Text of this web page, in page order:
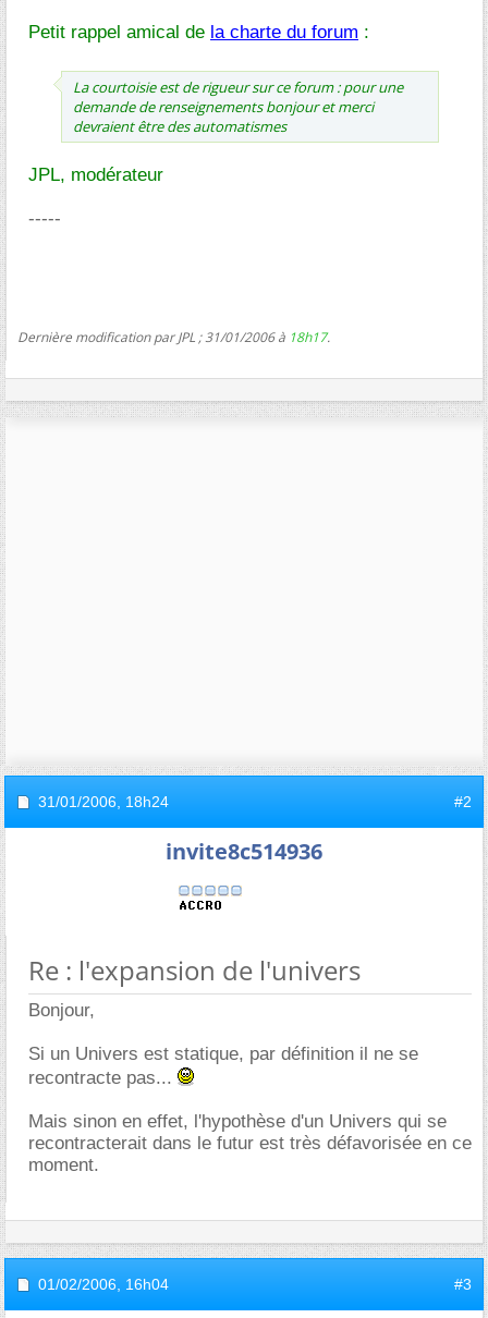
Petit rappel amical de la charte du forum :
La courtoisie est de rigueur sur ce forum : pour une
demande de renseignements bonjour et merci
devraient être des automatismes
JPL, modérateur
-----
Dernière modification par JPL ; 31/01/2006 à 18h17.
31/01/2006, 18h24 #2
invite8c514936
Re : l'expansion de l'univers
Bonjour,
Si un Univers est statique, par définition il ne se
recontracte pas...
Mais sinon en effet, l'hypothèse d'un Univers qui se
recontracterait dans le futur est très défavorisée en ce
moment.
01/02/2006, 16h04 #3